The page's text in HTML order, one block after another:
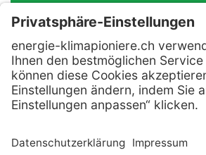
AGB